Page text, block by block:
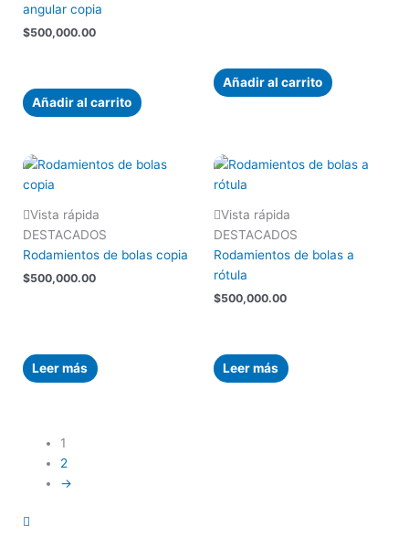
angular copia
$500,000.00
Añadir al carrito
Añadir al carrito
Vista rápida
DESTACADOS
Rodamientos de bolas copia
$500,000.00
Leer más
Vista rápida
DESTACADOS
Rodamientos de bolas a
rótula
$500,000.00
Leer más
1
2
→